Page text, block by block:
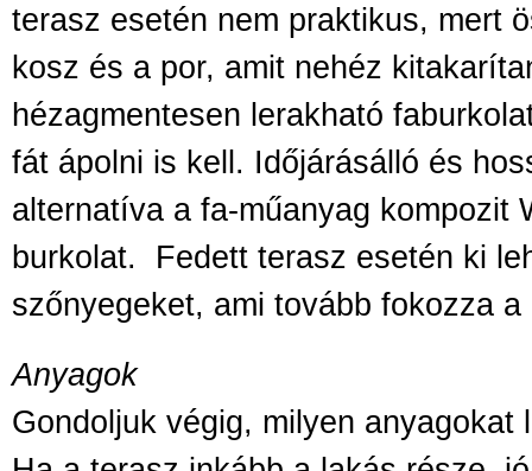
terasz esetén nem praktikus, mert
kosz és a por, amit nehéz
hézagmentesen lerakható
fát ápolni is kell. Időjárásálló és
alternatíva a fa-műanyag kompozit
burkolat. Fedett terasz esetén ki
szőnyegeket, ami tovább fokozza
Anyagok
Gondoljuk végig, milyen anyagokat